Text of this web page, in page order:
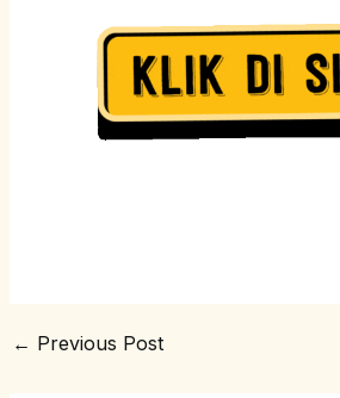
← Previous Post